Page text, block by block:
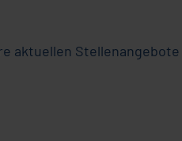
aktuellen